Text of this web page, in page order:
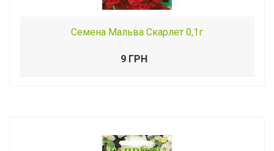
Семена Мальва Скарлет 0,1г
9 ГРН